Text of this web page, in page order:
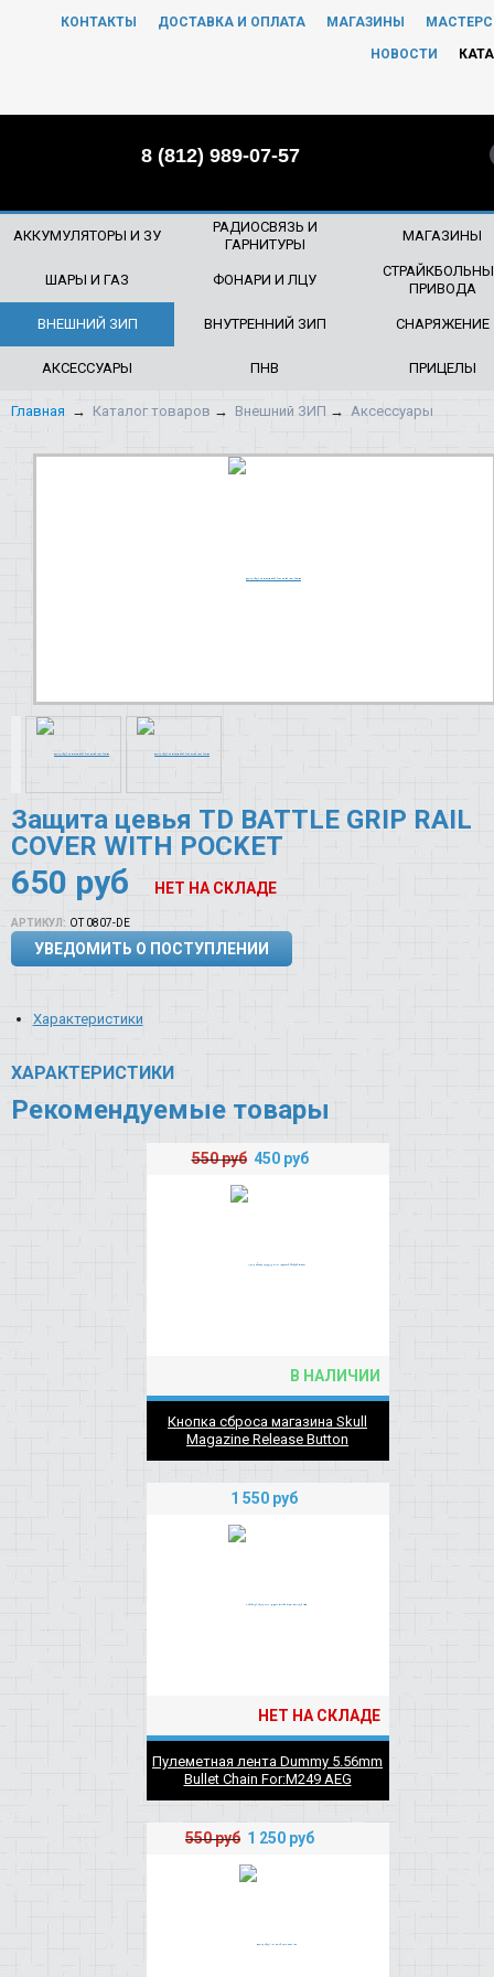
КОНТАКТЫ ДОСТАВКА И ОПЛАТА МАГАЗИНЫ
НОВОСТИ
8 (812) 989-07-57
АККУМУЛЯТОРЫ И ЗУ
РАДИОСВЯЗЬ И
ГАРНИТУРЫ
МАГАЗИНЫ
ШАРЫ И ГАЗ ФОНАРИ И ЛЦУ
ПРИВОДА
ВНЕШНИЙ ЗИП ВНУТРЕННИЙ ЗИП СНАРЯЖЕНИЕ
АКСЕССУАРЫ ПНВ ПРИЦЕЛЫ
Главная → Каталог товаров → Внешний ЗИП → Аксессуары
Защита цевья TD BATTLE GRIP RAIL
COVER WITH POCKET
650 руб НЕТ НА СКЛАДЕ
АРТИКУЛ: OT 0807-DE
УВЕДОМИТЬ О ПОСТУПЛЕНИИ
Характеристики
ХАРАКТЕРИСТИКИ
Рекомендуемые товары
550руб 450 руб
В НАЛИЧИИ
Кнопка сброса магазина Skull
Magazine Release Button
1 550 руб
НЕТ НА СКЛАДЕ
Пулеметная лента Dummy 5.56mm
Bullet Chain For:M249 AEG
550руб 1 250 руб
ЧТО БУДЕМ ИСКАТЬ?